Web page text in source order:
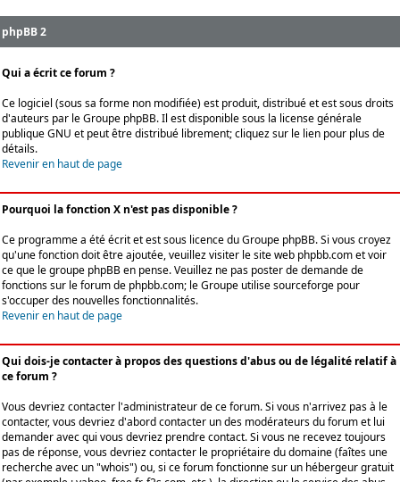
phpBB 2
Qui a écrit ce forum ?
Ce logiciel (sous sa forme non modifiée) est produit, distribué et est sous droits
d'auteurs par leGroupe phpBB. Il est disponible sous la license générale
publique GNU et peut être distribué librement; cliquez sur le lien pour plus de
détails.
Revenir en haut de page
Pourquoi la fonction X n'est pas disponible ?
Ce programme a été écrit et est sous licence du Groupe phpBB. Si vous croyez
qu'une fonction doit être ajoutée, veuillez visiter le site web phpbb.com et voir
ce que le groupe phpBB en pense. Veuillez ne pas poster de demande de
fonctions sur le forum de phpbb.com; le Groupe utilise sourceforge pour
s'occuper des nouvelles fonctionnalités.
Revenir en haut de page
Qui dois-je contacter à propos des questions d'abus ou de légalité relatif à
ce forum ?
Vous devriez contacter l'administrateur de ce forum. Si vous n'arrivez pas à le
contacter, vous devriez d'abord contacter un des modérateurs du forum et lui
demander avec qui vous devriez prendre contact. Si vous ne recevez toujours
pas de réponse, vous devriez contacter le propriétaire du domaine (faîtes une
recherche avec un "whois") ou, si ce forum fonctionne sur un hébergeur gratuit